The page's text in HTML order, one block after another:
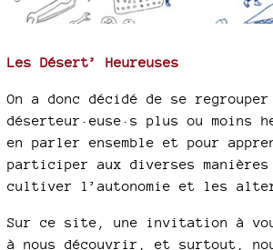
Les Désert’ Heureuses
On a donc décidé de se
déserteur·euse·s plus ou moins
en parler ensemble et pour
participer aux diverses
cultiver l’autonomie et les
Sur ce site, une invitation à
à nous découvrir, et surtout,